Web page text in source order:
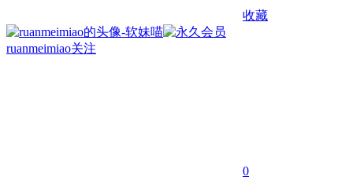
收藏
ruanmeimiao关注
0